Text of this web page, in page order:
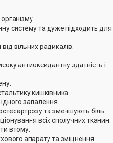
систему та дуже підходить для
вільних радикалів.
антиоксидантну здатність і
кишківника.
запалення.
та зменшують біль.
всіх сполучних тканин.
втому.
апарату та зміцнення